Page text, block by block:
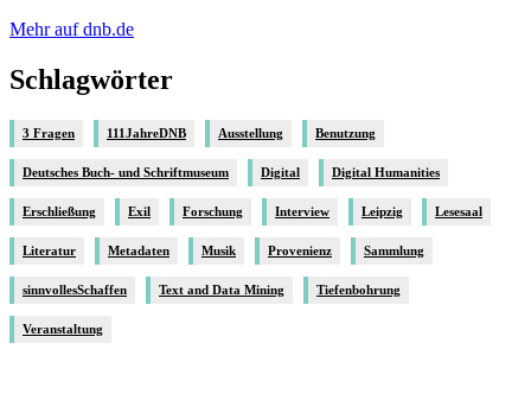
Mehr auf dnb.de
Schlagwörter
3 Fragen 111JahreDNB Ausstellung Benutzung
Deutsches Buch- und Schriftmuseum Digital Digital Humanities
Erschließung Exil Forschung Interview Leipzig Lesesaal
Literatur Metadaten Musik Provenienz Sammlung
sinnvollesSchaffen Text and Data Mining Tiefenbohrung
Veranstaltung